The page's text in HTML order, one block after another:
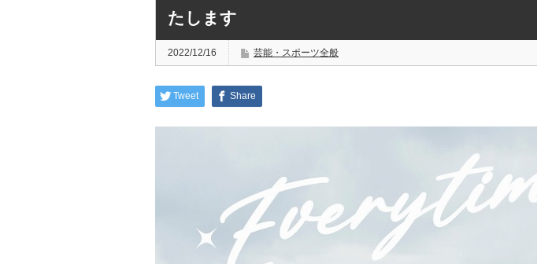
たします
2022/12/16 芸能・スポーツ全般
Tweet Share